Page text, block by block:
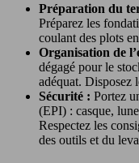
Préparation du
Préparez les
coulant des plots
Organisation de
dégagé pour le
adéquat. Disposez
Sécurité : Portez
(EPI) : casque,
Respectez les
des outils et du